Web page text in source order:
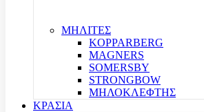
ΜΗΛΙΤΕΣ
KOPPARBERG
MAGNERS
SOMERSBY
STRONGBOW
ΜΗΛΟΚΛΕΦΤΗΣ
ΚΡΑΣΙΑ